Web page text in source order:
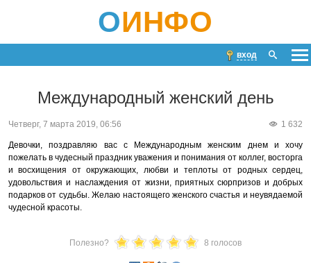
ОИНФО
вход
Международный женский день
1 632
Четверг, 7 марта 2019, 06:56
Девочки, поздравляю вас с Международным женским днем и хочу
пожелать в чудесный праздник уважения и понимания от коллег, восторга
и восхищения от окружающих, любви и теплоты от родных сердец,
удовольствия и наслаждения от жизни, приятных сюрпризов и добрых
подарков от судьбы. Желаю настоящего женского счастья и неувядаемой
чудесной красоты.
Полезно? 8 голосов